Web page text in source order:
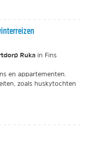
Ruka in Fins
en appartementen.
zoals huskytochten